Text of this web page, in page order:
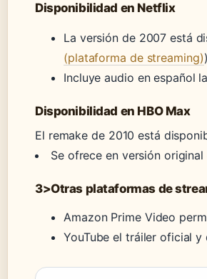
Disponibilidad en Netflix
La versión de 2007 está
(plataforma de streaming)
Incluye audio en español
Disponibilidad en HBO Max
El remake de 2010 está
Se ofrece en versión
3>Otras plataformas de
Amazon Prime Video
YouTube el tráiler oficial y